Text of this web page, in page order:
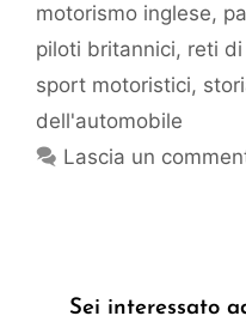
motorismo inglese,
piloti britannici, reti
sport motoristici,
dell'automobile
Lascia un
Sei interessato